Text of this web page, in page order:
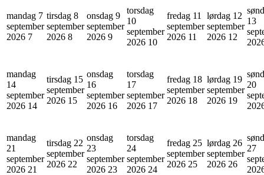
mandag 7
september
2026 7
tirsdag 8
september
2026 8
onsdag 9
september
2026 9
torsdag
10
september
2026 10
fredag 11
september
2026 11
lørdag 12
september
2026 12
13
mandag
14
september
2026 14
tirsdag 15
september
2026 15
onsdag
16
september
2026 16
torsdag
17
september
2026 17
fredag 18
september
2026 18
lørdag 19
september
2026 19
20
mandag
21
september
2026 21
tirsdag 22
september
2026 22
onsdag
23
september
2026 23
torsdag
24
september
2026 24
fredag 25
september
2026 25
lørdag 26
september
2026 26
27